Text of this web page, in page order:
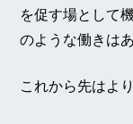
を促す場として
のような働きは
これから先はよ